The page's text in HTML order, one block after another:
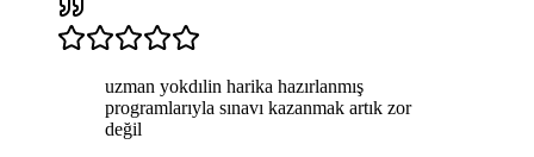
uzman yokdılin harika hazırlanmış
programlarıyla sınavı kazanmak artık zor
değil